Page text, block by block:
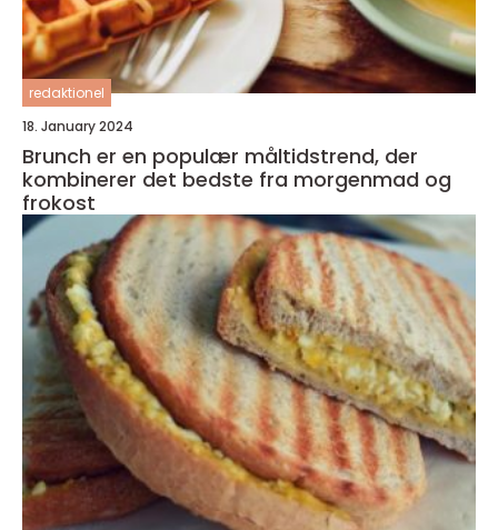
redaktionel
18. January 2024
Brunch er en populær måltidstrend, der
kombinerer det bedste fra morgenmad og
frokost